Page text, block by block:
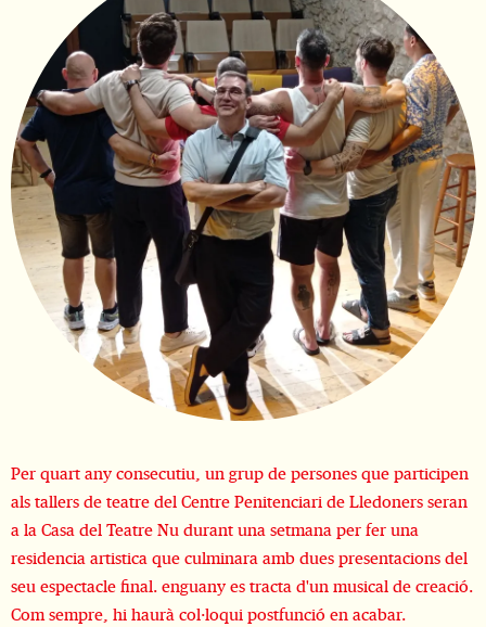
Per quart any consecutiu, un grup de persones que participen
als tallers de teatre del Centre Penitenciari de Lledoners seran
a la Casa del Teatre Nu durant una setmana per fer una
residencia artistica que culminara amb dues presentacions del
seu espectacle final. enguany es tracta d'un musical de creació.
Com sempre, hi haurà col·loqui postfunció en acabar.